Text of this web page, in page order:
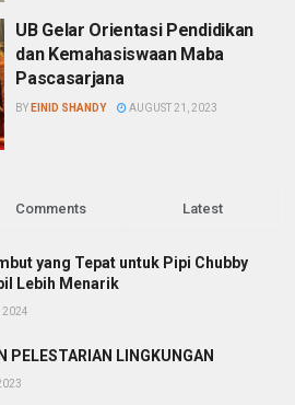
UB Gelar Orientasi Pendidikan
dan Kemahasiswaan Maba
Pascasarjana
BY EINID SHANDY AUGUST 21, 2023
Comments Latest
yang Tepat untuk Pipi Chubby
Lebih Menarik
2024
PELESTARIAN LINGKUNGAN